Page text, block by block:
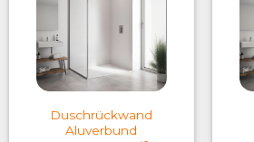
Duschrückwand
Aluverbund